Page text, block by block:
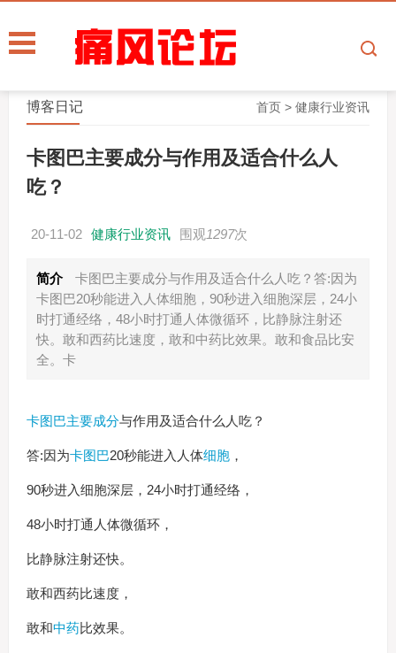
首页 >健康行业资讯
博客日记
卡图巴主要成分与作用及适合什么人
吃？
20-11-02 健康行业资讯 围观 1297次
简介
卡图巴主要成分与作用及适合什么人吃？答:因为
卡图巴20秒能进入人体细胞，90秒进入细胞深层，24小
时打通经络，48小时打通人体微循环，比静脉注射还
快。敢和西药比速度，敢和中药比效果。敢和食品比安
全。卡
卡图巴主要成分与作用及适合什么人吃？
答:因为卡图巴20秒能进入人体细胞，
90秒进入细胞深层，24小时打通经络，
48小时打通人体微循环，
比静脉注射还快。
敢和西药比速度，
敢和中药比效果。